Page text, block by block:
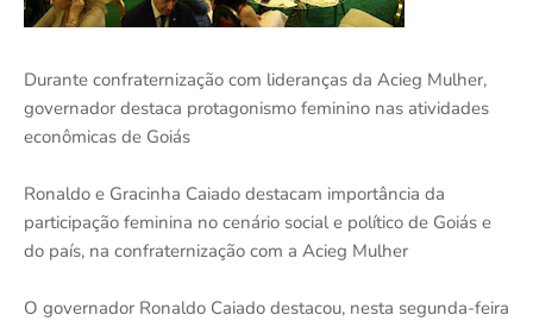
Durante confraternização com lideranças da Acieg Mulher,
governador destaca protagonismo feminino nas atividades
econômicas de Goiás
Ronaldo e Gracinha Caiado destacam importância da
participação feminina no cenário social e político de Goiás e
do país, na confraternização com a Acieg Mulher
O governador Ronaldo Caiado destacou, nesta segunda-feira